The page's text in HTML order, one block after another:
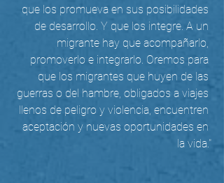
que los promueva en sus posibilidades
de desarrollo. Y que los integre. A un
migrante hay que acompañarlo,
promoverlo e integrarlo. Oremos para
que los migrantes que huyen de las
guerras o del hambre, obligados a viajes
llenos de peligro y violencia, encuentren
aceptación y nuevas oportunidades en
la vida."